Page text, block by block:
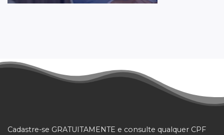
Cadastre-se GRATUITAMENTE e consulte qualquer CPF